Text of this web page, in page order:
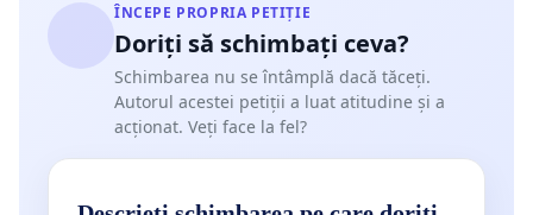
ÎNCEPE PROPRIA PETIȚIE
Doriți să schimbați ceva?
Schimbarea nu se întâmplă dacă tăceți.
Autorul acestei petiții a luat atitudine și a
acționat. Veți face la fel?